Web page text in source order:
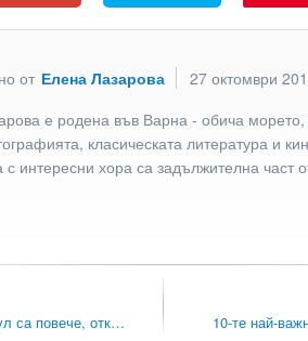
от Елена Лазарова
27 октомври
е родена във Варна - обича
класическата литература и
с интересни хора са задължителна част
са повече, отк… 10-те най-